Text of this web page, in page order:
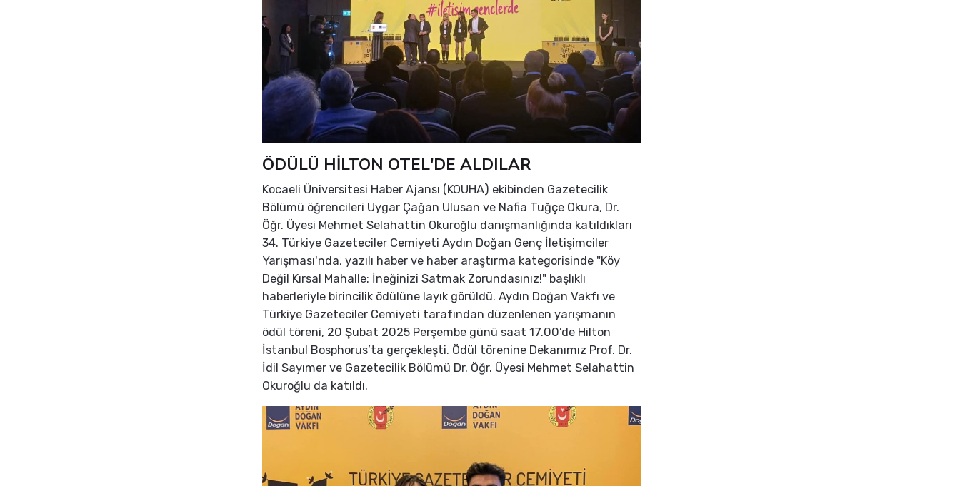
ÖDÜLÜ HİLTON OTEL'DE ALDILAR
Kocaeli Üniversitesi Haber Ajansı (KOUHA) ekibinden Gazetecilik
Bölümü öğrencileri Uygar Çağan Ulusan ve Nafia Tuğçe Okura, Dr.
Öğr. Üyesi Mehmet Selahattin Okuroğlu danışmanlığında katıldıkları
34. Türkiye Gazeteciler Cemiyeti Aydın Doğan Genç İletişimciler
Yarışması'nda, yazılı haber ve haber araştırma kategorisinde "Köy
Değil Kırsal Mahalle: İneğinizi Satmak Zorundasınız!" başlıklı
haberleriyle birincilik ödülüne layık görüldü. Aydın Doğan Vakfı ve
Türkiye Gazeteciler Cemiyeti tarafından düzenlenen yarışmanın
ödül töreni, 20 Şubat 2025 Perşembe günü saat 17.00’de Hilton
İstanbul Bosphorus’ta gerçekleşti. Ödül törenine Dekanımız Prof. Dr.
İdil Sayımer ve Gazetecilik Bölümü Dr. Öğr. Üyesi Mehmet Selahattin
Okuroğlu da katıldı.